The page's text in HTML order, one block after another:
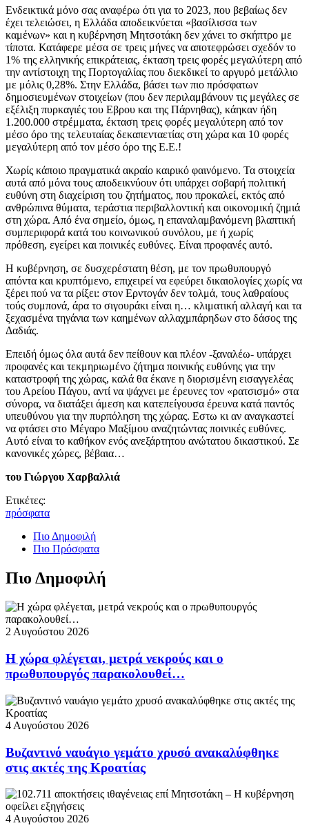
Ενδεικτικά μόνο σας αναφέρω ότι για το 2023, που βεβαίως δεν
έχει τελειώσει, η Ελλάδα αποδεικνύεται «βασίλισσα των
καμένων» και η κυβέρνηση Μητσοτάκη δεν χάνει το σκήπτρο με
τίποτα. Κατάφερε μέσα σε τρεις μήνες να αποτεφρώσει σχεδόν το
1% της ελληνικής επικράτειας, έκταση τρεις φορές μεγαλύτερη από
την αντίστοιχη της Πορτογαλίας που διεκδικεί το αργυρό μετάλλιο
με μόλις 0,28%. Στην Ελλάδα, βάσει των πιο πρόσφατων
δημοσιευμένων στοιχείων (που δεν περιλαμβάνουν τις μεγάλες σε
εξέλιξη πυρκαγιές του Εβρου και της Πάρνηθας), κάηκαν ήδη
1.200.000 στρέμματα, έκταση τρεις φορές μεγαλύτερη από τον
μέσο όρο της τελευταίας δεκαπενταετίας στη χώρα και 10 φορές
μεγαλύτερη από τον μέσο όρο της Ε.Ε.!
Χωρίς κάποιο πραγματικά ακραίο καιρικό φαινόμενο. Τα στοιχεία
αυτά από μόνα τους αποδεικνύουν ότι υπάρχει σοβαρή πολιτική
ευθύνη στη διαχείριση του ζητήματος, που προκαλεί, εκτός από
ανθρώπινα θύματα, τεράστια περιβαλλοντική και οικονομική ζημιά
στη χώρα. Από ένα σημείο, όμως, η επαναλαμβανόμενη βλαπτική
συμπεριφορά κατά του κοινωνικού συνόλου, με ή χωρίς
πρόθεση, εγείρει και ποινικές ευθύνες. Είναι προφανές αυτό.
Η κυβέρνηση, σε δυσχερέστατη θέση, με τον πρωθυπουργό
απόντα και κρυπτόμενο, επιχειρεί να εφεύρει δικαιολογίες χωρίς να
ξέρει πού να τα ρίξει: στον Ερντογάν δεν τολμά, τους λαθραίους
τούς συμπονά, άρα το σιγουράκι είναι η… κλιματική αλλαγή και τα
ξεχασμένα τηγάνια των καημένων αλλαχμπάρηδων στο δάσος της
Δαδιάς.
Επειδή όμως όλα αυτά δεν πείθουν και πλέον -ξαναλέω- υπάρχει
προφανές και τεκμηριωμένο ζήτημα ποινικής ευθύνης για την
καταστροφή της χώρας, καλά θα έκανε η διορισμένη εισαγγελέας
του Αρείου Πάγου, αντί να ψάχνει με έρευνες τον «ρατσισμό» στα
σύνορα, να διατάξει άμεση και κατεπείγουσα έρευνα κατά παντός
υπευθύνου για την πυρπόληση της χώρας. Εστω κι αν αναγκαστεί
να φτάσει στο Μέγαρο Μαξίμου αναζητώντας ποινικές ευθύνες.
Αυτό είναι το καθήκον ενός ανεξάρτητου ανώτατου δικαστικού. Σε
κανονικές χώρες, βέβαια…
του Γιώργου Χαρβαλλιά
Ετικέτες:
πρόσφατα
Πιο Δημοφιλή
Πιο Πρόσφατα
Πιο Δημοφιλή
2 Αυγούστου 2026
Η χώρα φλέγεται, μετρά νεκρούς και ο
πρωθυπουργός παρακολουθεί…
4 Αυγούστου 2026
Βυζαντινό ναυάγιο γεμάτο χρυσό ανακαλύφθηκε
στις ακτές της Κροατίας
4 Αυγούστου 2026